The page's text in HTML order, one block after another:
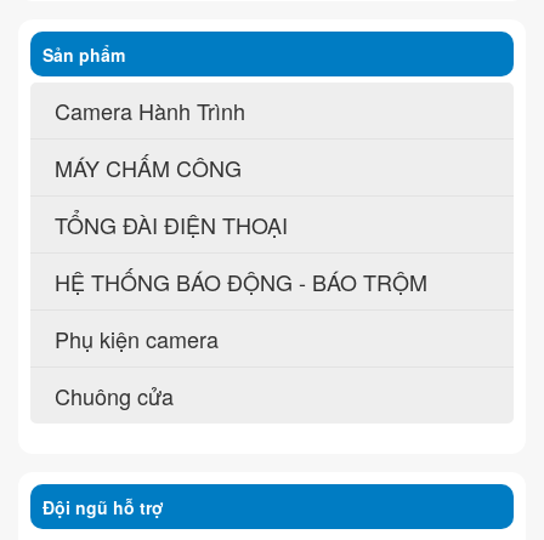
Sản phẩm
Camera Hành Trình
MÁY CHẤM CÔNG
TỔNG ĐÀI ĐIỆN THOẠI
HỆ THỐNG BÁO ĐỘNG - BÁO TRỘM
Phụ kiện camera
Chuông cửa
Đội ngũ hỗ trợ